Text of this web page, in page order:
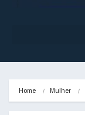
Home Mulher